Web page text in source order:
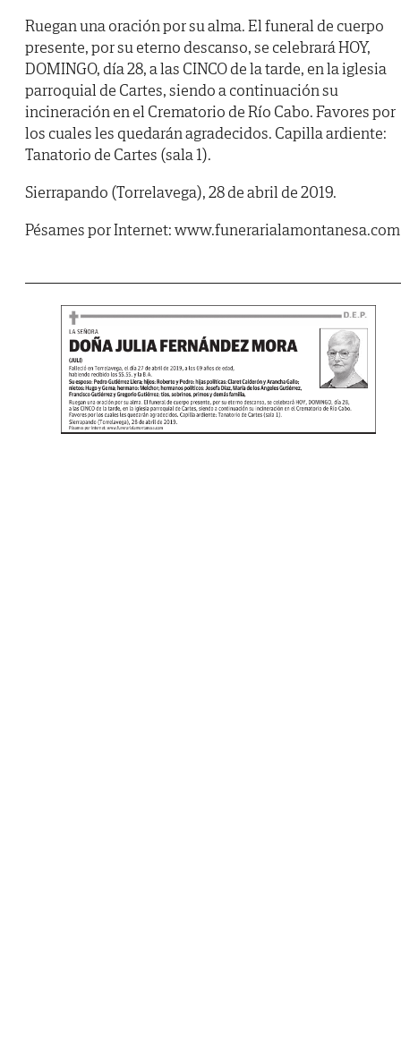
Ruegan una oración por su alma. El funeral de cuerpo
presente, por su eterno descanso, se celebrará HOY,
DOMINGO, día 28, a las CINCO de la tarde, en la iglesia
parroquial de Cartes, siendo a continuación su
incineración en el Crematorio de Río Cabo. Favores por
los cuales les quedarán agradecidos. Capilla ardiente:
Tanatorio de Cartes (sala 1).
Sierrapando (Torrelavega), 28 de abril de 2019.
Pésames por Internet: www.funerarialamontanesa.com